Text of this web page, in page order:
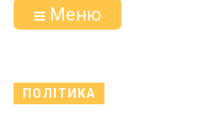
Меню
ПОЛІТИКА